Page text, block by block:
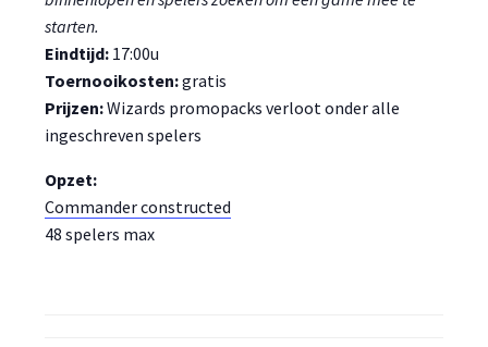
starten.
Eindtijd: 17:00u
Toernooikosten:gratis
Prijzen:Wizards promopacks verloot onder alle
ingeschreven spelers
Opzet:
Commander constructed
48 spelers max